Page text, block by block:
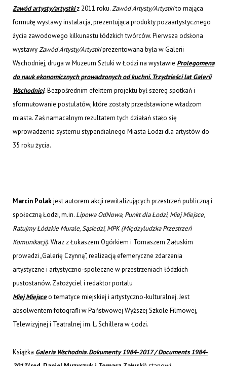
Zawód artysty/artystki z 2011 roku.Zawód Artysty/Artystkito mająca
formułę wystawy instalacja, prezentująca produkty pozaartystycznego
życia zawodowego kilkunastu łódzkich twórców. Pierwsza odsłona
wystawyZawód Artysty/Artystkiprezentowana była w Galerii
Wschodniej, druga w Muzeum Sztuki w Łodzi na wystawie Prolegomena
do nauk ekonomicznych prowadzonych od kuchni. Trzydzieści lat Galerii
Wschodniej.Bezpośrednim efektem projektu był szereg spotkań i
sformułowanie postulatów, które zostały przedstawione władzom
miasta. Zaś namacalnym rezultatem tych działań stało się
wprowadzenie systemu stypendialnego Miasta Łodzi dla artystów do
35 roku życia.
Marcin Polakjest autorem akcji rewitalizujących przestrzeń publiczną i
społeczną Łodzi, m.in. Lipowa OdNowa, Punkt dla Łodzi, Miej Miejsce,
Ratujmy Łódzkie Murale,Sąsiedzi, MPK (Międzyludzka Przestrzeń
Komunikacji). Wraz z Łukaszem Ogórkiem i Tomaszem Załuskim
prowadzi „Galerię Czynną”, realizacją efemeryczne zdarzenia
artystyczne i artystyczno-społeczne w przestrzeniach łódzkich
pustostanów. Założyciel i redaktor portalu
Miej Miejsceo tematyce miejskiej i artystyczno-kulturalnej. Jest
absolwentem fotografii w Państwowej Wyższej Szkole Filmowej,
Telewizyjnej i Teatralnej im. L. Schillera w Łodzi.
Książka Galeria Wschodnia. Dokumenty 1984-2017 / Documents 1984-